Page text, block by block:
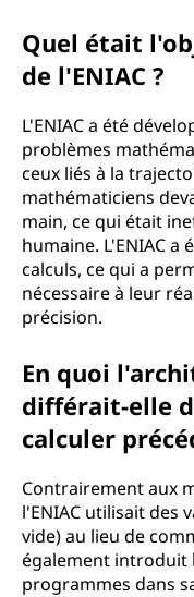
Quel était
de l'ENIAC ?
L'ENIAC a été
problèmes
ceux liés à la
mathématiciens
main, ce qui était
humaine. L'ENIAC
calculs, ce qui a
nécessaire à leur
précision.
En quoi
différait-elle
calculer
Contrairement aux
l'ENIAC utilisait des
vide) au lieu de
également introduit
programmes dans